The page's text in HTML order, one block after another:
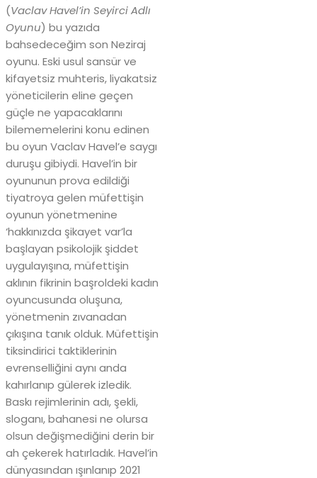
(Vaclav Havel’in Seyirci Adlı
Oyunu) bu yazıda
bahsedeceğim son Neziraj
oyunu. Eski usul sansür ve
kifayetsiz muhteris, liyakatsiz
yöneticilerin eline geçen
güçle ne yapacaklarını
bilememelerini konu edinen
bu oyun Vaclav Havel’e saygı
duruşu gibiydi. Havel’in bir
oyununun prova edildiği
tiyatroya gelen müfettişin
oyunun yönetmenine
‘hakkınızda şikayet var’la
başlayan psikolojik şiddet
uygulayışına, müfettişin
aklının fikrinin başroldeki kadın
oyuncusunda oluşuna,
yönetmenin zıvanadan
çıkışına tanık olduk. Müfettişin
tiksindirici taktiklerinin
evrenselliğini aynı anda
kahırlanıp gülerek izledik.
Baskı rejimlerinin adı, şekli,
sloganı, bahanesi ne olursa
olsun değişmediğini derin bir
ah çekerek hatırladık. Havel’in
dünyasından ışınlanıp 2021